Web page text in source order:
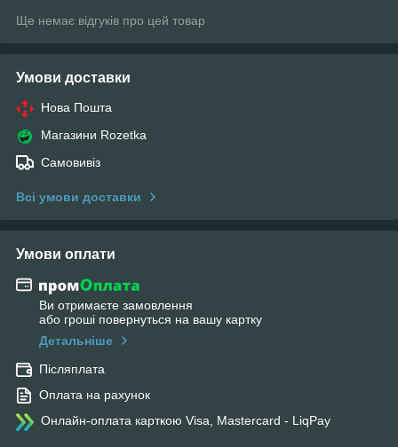
Ще немає відгуків про цей товар
Умови доставки
Нова Пошта
Магазини Rozetka
Самовивіз
Всі умови доставки
Умови оплати
Ви отримаєте замовлення
або гроші повернуться на вашу картку
Детальніше
Післяплата
Оплата на рахунок
Онлайн-оплата карткою Visa, Mastercard - LiqPay